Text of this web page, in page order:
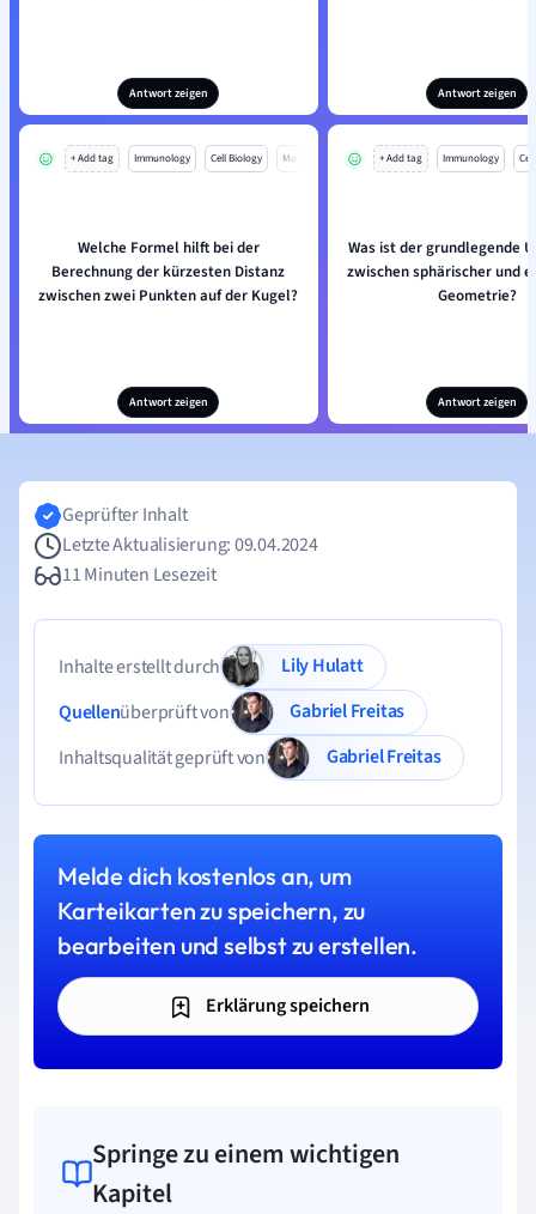
Antwort zeigen Antwort zeigen
+ Add tag Immunology Cell Biology Mo
Welche Formel hilft bei der
Berechnung der kürzesten Distanz
zwischen zwei Punkten auf der Kugel?
Antwort zeigen
+ Add tag Immunology
Was ist der grundlegende
zwischen sphärischer und
Geometrie?
Antwort zeigen
Geprüfter Inhalt
Letzte Aktualisierung: 09.04.2024
11 Minuten Lesezeit
Inhalte erstellt durch
Lily Hulatt
Quellenüberprüft von
Gabriel Freitas
Inhaltsqualität geprüft von
Gabriel Freitas
Melde dich kostenlos an, um
Karteikarten zu speichern, zu
bearbeiten und selbst zu erstellen.
Erklärung speichern
Springe zu einem wichtigen
Kapitel